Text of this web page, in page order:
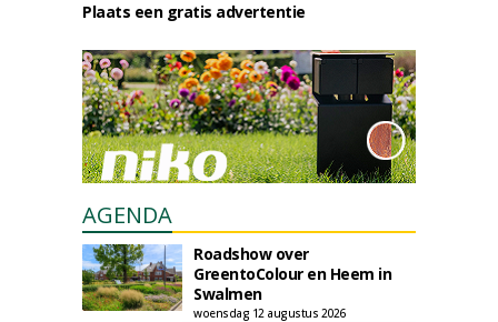
Plaats een gratis advertentie
AGENDA
Roadshow over
GreentoColour en Heem in
Swalmen
woensdag 12 augustus 2026